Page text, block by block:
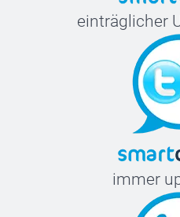
einträglicher
immer